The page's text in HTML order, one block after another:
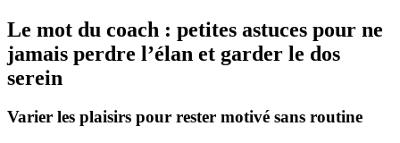
Le mot du coach : petites astuces pour ne
jamais perdre l’élan et garder le dos
serein
Varier les plaisirs pour rester motivé sans routine